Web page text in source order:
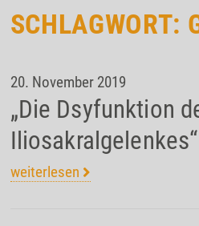
SCHLAGWORT:
20. November 2019
„Die Dsyfunktion
Iliosakralgelenkes“
weiterlesen